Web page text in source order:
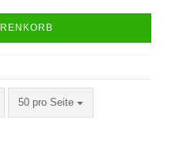
50 pro Seite